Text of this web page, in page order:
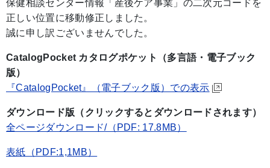
保健相談センター情報「産後ケア事業」の二次元コードを
正しい位置に移動修正しました。
誠に申し訳ございませんでした。
CatalogPocket カタログポケット（多言語・電子ブック
版）
『CatalogPocket』（電子ブック版）での表示
ダウンロード版（クリックするとダウンロードされます）
全ページダウンロード/（PDF: 17.8MB）
表紙（PDF:1,1MB）